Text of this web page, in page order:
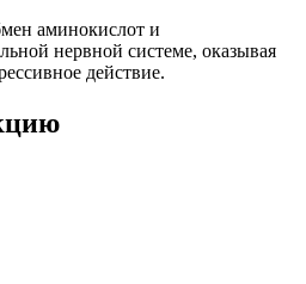
аминокислот и
нервной системе, оказывая
действие.